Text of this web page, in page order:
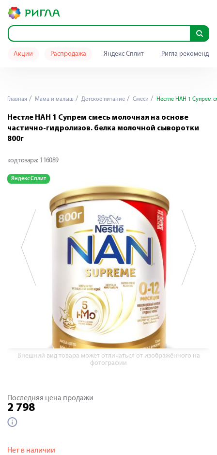
Акции Распродажа Яндекс Сплит Ригла
Главная Мама и малыш Детское питание Смеси Нестле НАН 1 Супрем
Нестле НАН 1 Супрем смесь молочная на основе
частично-гидролизов. белка молочной сыворотки
800г
код товара: 116089
Яндекс Сплит
Внешний вид товара может отличаться от изображённого на
фотографии
Последняя цена продажи
2 798
Нет в наличии